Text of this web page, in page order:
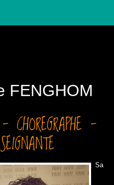
FENGHOM
CHOREGRAPHE -
Sa